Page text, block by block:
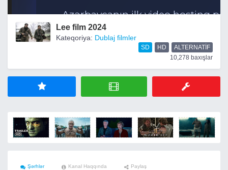
Lee film 2024
Kateqoriya: Dublaj filmler
SD HD
ALTERNATIF
10,278 baxışlar
Şərhlər Kanal Haqqında Paylaş